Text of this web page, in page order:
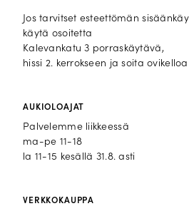
Jos tarvitset esteettömän
käytä osoitetta
Kalevankatu 3 porraskäytävä,
hissi 2. kerrokseen ja soita ovikelloa
AUKIOLOAJAT
Palvelemme liikkeessä
ma-pe 11-18
la 11-15 kesällä 31.8. asti
VERKKOKAUPPA